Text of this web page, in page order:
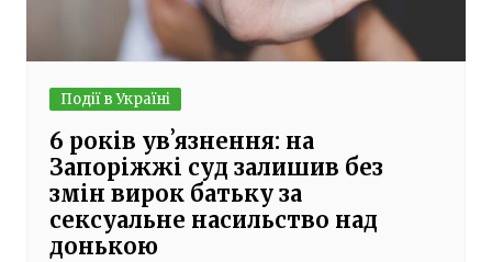
Події в Україні
6 років увʼязнення: на
Запоріжжі суд залишив без
змін вирок батьку за
сексуальне насильство над
донькою